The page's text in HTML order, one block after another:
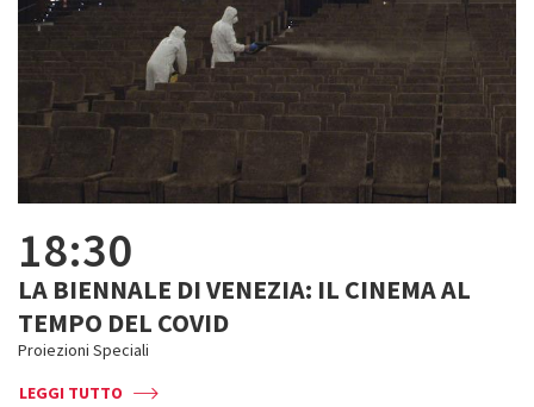
18:30
LA BIENNALE DI VENEZIA: IL CINEMA AL
TEMPO DEL COVID
Proiezioni Speciali
LEGGI TUTTO